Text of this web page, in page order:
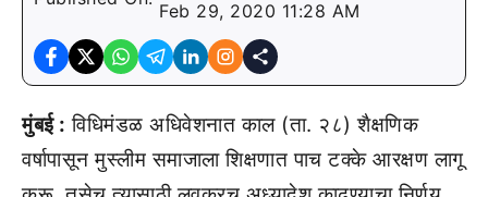
Feb 29, 2020 11:28 AM
मुंबई : विधिमंडळ अधिवेशनात काल (ता. २८) शैक्षणिक
वर्षापासून मुस्लीम समाजाला शिक्षणात पाच टक्के आरक्षण लागू